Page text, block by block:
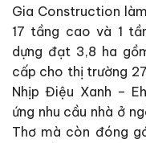
Gia Construction
17 tầng cao và 1
dựng đạt 3,8 ha
cấp cho thị trường
Nhịp Điệu Xanh –
ứng nhu cầu nhà ở
Thơ mà còn đóng